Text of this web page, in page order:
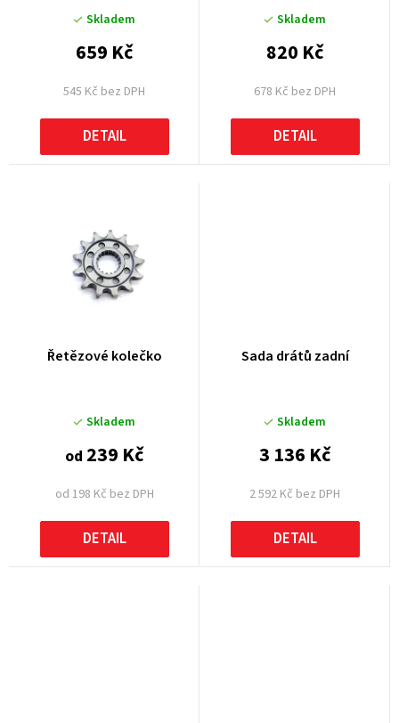
Skladem
545 Kč bez DPH
659 Kč
DETAIL
Skladem
678 Kč bez DPH
820 Kč
DETAIL
Řetězové kolečko
Skladem
od 198 Kč bez DPH
od 239 Kč
DETAIL
Sada drátů zadní
Skladem
2 592 Kč bez DPH
3 136 Kč
DETAIL